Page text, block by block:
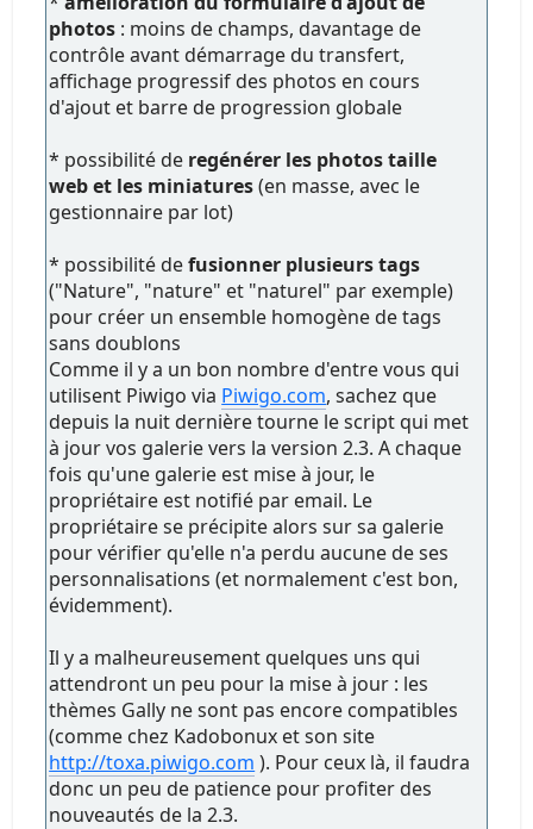
photos : moins de champs, davantage de
contrôle avant démarrage du transfert,
affichage progressif des photos en cours
d'ajout et barre de progression globale
* possibilité de regénérer les photos taille
web et les miniatures(en masse, avec le
gestionnaire par lot)
* possibilité defusionner plusieurs tags
("Nature", "nature" et "naturel" par exemple)
pour créer un ensemble homogène de tags
sans doublons
Comme il y a un bon nombre d'entre vous qui
utilisent Piwigo via Piwigo.com, sachez que
depuis la nuit dernière tourne le script qui met
à jour vos galerie vers la version 2.3. A chaque
fois qu'une galerie est mise à jour, le
propriétaire est notifié par email. Le
propriétaire se précipite alors sur sa galerie
pour vérifier qu'elle n'a perdu aucune de ses
personnalisations (et normalement c'est bon,
évidemment).
Il y a malheureusement quelques uns qui
attendront un peu pour la mise à jour : les
thèmes Gally ne sont pas encore compatibles
(comme chez Kadobonux et son site
http://toxa.piwigo.com ). Pour ceux là, il faudra
donc un peu de patience pour profiter des
nouveautés de la 2.3.